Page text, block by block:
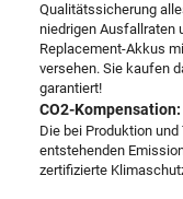
Qualitätssicherung
niedrigen Ausfallraten
Replacement-Akkus
versehen. Sie kaufen
garantiert!
CO2-Kompensation:
Die bei Produktion
entstehenden
zertifizierte